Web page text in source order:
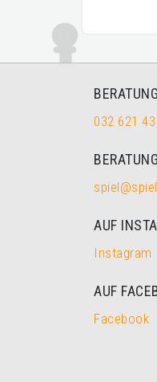
032 621 43
AUF
Instagram
AUF
Facebook